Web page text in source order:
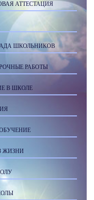
АТТЕСТАЦИЯ
ШКОЛЬНИКОВ
РАБОТЫ
В ШКОЛЕ
ЖИЗНИ